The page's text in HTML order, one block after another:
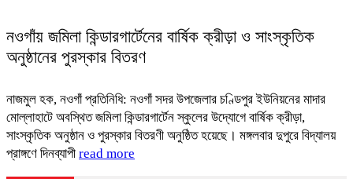
নওগাঁয় জমিলা কিন্ডারগার্টেনের বার্ষিক ক্রীড়া ও সাংস্কৃতিক
অনুষ্ঠানের পুরস্কার বিতরণ
নাজমুল হক, নওগাঁ প্রতিনিধি: নওগাঁ সদর উপজেলার চণ্ডিপুর ইউনিয়নের মাদার
মোল্লাহাটে অবস্থিত জমিলা কিন্ডারগার্টেন স্কুলের উদ্যোগে বার্ষিক ক্রীড়া,
সাংস্কৃতিক অনুষ্ঠান ও পুরস্কার বিতরণী অনুষ্ঠিত হয়েছে। মঙ্গলবার দুপুরে বিদ্যালয়
প্রাঙ্গণে দিনব্যাপী read more